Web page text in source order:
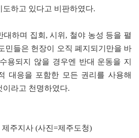
하고 있다고 비판하였다.
대하며 집회, 시위, 철야 농성 등을 펼
민들은 헌장이 오직 폐지되기만을 바
용되지 않을 경우엔 반대 운동을 지
대응을 포함한 모든 권리를 사용해
이라고 천명하였다.
주지사 (사진=제주도청)